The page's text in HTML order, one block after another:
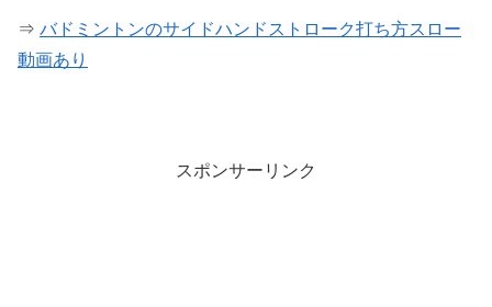
⇒ バドミントンのサイドハンドストローク打ち方スロー
動画あり
スポンサーリンク